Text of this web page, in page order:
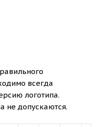
всегда
логотипа.
не допускаются.